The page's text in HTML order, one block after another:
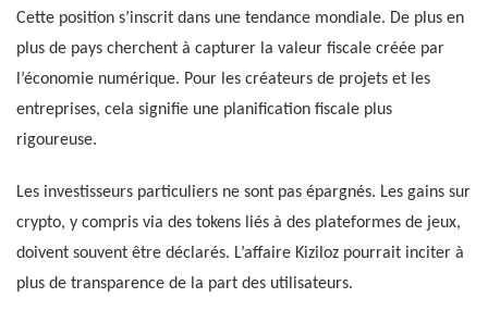
Cette position s’inscrit dans une tendance mondiale. De plus en
plus de pays cherchent à capturer la valeur fiscale créée par
l’économie numérique. Pour les créateurs de projets et les
entreprises, cela signifie une planification fiscale plus
rigoureuse.
Les investisseurs particuliers ne sont pas épargnés. Les gains sur
crypto, y compris via des tokens liés à des plateformes de jeux,
doivent souvent être déclarés. L’affaire Kiziloz pourrait inciter à
plus de transparence de la part des utilisateurs.